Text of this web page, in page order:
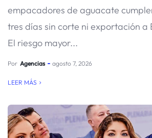
empacadores de aguacate
tres días sin corte ni exportación a
El riesgo mayor...
Por Agencias agosto 7, 2026
LEER MÁS